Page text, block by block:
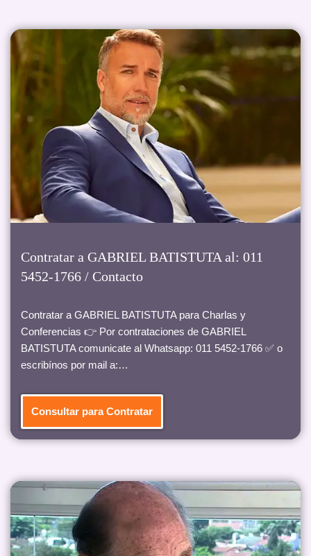
Contratar a GABRIEL BATISTUTA al: 011
5452-1766 / Contacto
Contratar a GABRIEL BATISTUTA para Charlas y
Conferencias 👉 Por contrataciones de GABRIEL
BATISTUTA comunicate al Whatsapp: 011 5452-1766 ✅ o
escribínos por mail a:…
Consultar para Contratar